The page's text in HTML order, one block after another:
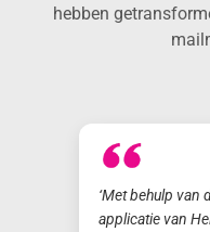
hebben
‘Met behulp van
applicatie van